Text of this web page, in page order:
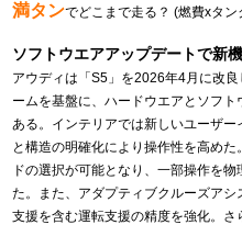
満タンでどこまで走る？ (燃費xタン
ソフトウエアアップデートで新
アウディは「S5」を2026年4月に改
ームを基盤に、ハードウエアとソフ
ある。インテリアでは新しいユーザ
と構造の明確化により操作性を高め
ドの選択が可能となり、一部操作を
た。また、アダプティブクルーズア
支援を含む運転支援の精度を強化。